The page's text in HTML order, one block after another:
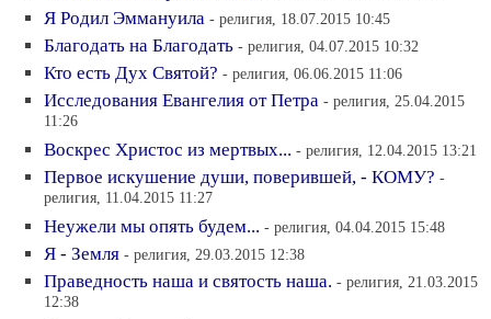
Я Родил Эммануила - религия, 18.07.2015 10:45
Благодать на Благодать - религия, 04.07.2015 10:32
Кто есть Дух Святой? - религия, 06.06.2015 11:06
Исследования Евангелия от Петра - религия, 25.04.2015
11:26
Воскрес Христос из мертвых... - религия, 12.04.2015 13:21
Первое искушение души, поверившей, - КОМУ? -
религия, 11.04.2015 11:27
Неужели мы опять будем... - религия, 04.04.2015 15:48
Я - Земля - религия, 29.03.2015 12:38
Праведность наша и святость наша. - религия, 21.03.2015
12:38